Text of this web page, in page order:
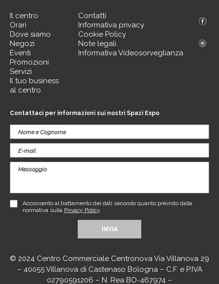
Il centro
Orari
Dove siamo
Negozi
Eventi
Promozioni
Servizi
Il tuo business
al centro
Contatti
Informativa privacy
Cookie Policy
Note legali
Informativa Videosorveglianza
Contattaci per informazioni sui nostri Spazi Expo
Acconsento al trattamento dei dati secondo quanto previsto dalla
normativa sulla Privacy Policy.
© 2024 Centro Commerciale Centronova Via Villanova 29
– 40055 Villanova di Castenaso Bologna – C.F. e P.IVA
02790591206 – N. Rea BO-467974 –